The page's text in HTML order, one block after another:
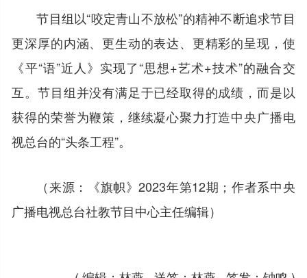
节目组以“咬定青山不放松”的精神不断追求节目
更深厚的内涵、更生动的表达、更精彩的呈现，使
《平“语”近人》实现了“思想+艺术+技术”的融合交
互。节目组并没有满足于已经取得的成绩，而是以
获得的荣誉为鞭策，继续凝心聚力打造中央广播电
视总台的“头条工程”。
（来源：《旗帜》2023年第12期；作者系中央
广播电视总台社教节目中心主任编辑）